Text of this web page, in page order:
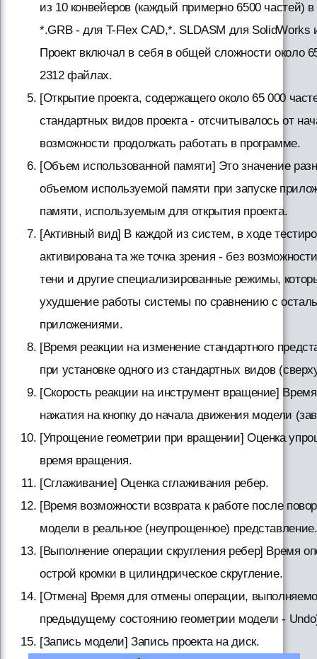
из 10 конвейеров (каждый примерно 6500 частей)
*.GRB - для T-Flex CAD,*. SLDASM для SolidWorks
Проект включал в себя в общей сложности около
2312 файлах.
[Открытие проекта, содержащего около 65 000
стандартных видов проекта - отсчитывалось от
возможности продолжать работать в программе.
[Объем использованной памяти] Это значение
объемом используемой памяти при запуске
памяти, используемым для открытия проекта.
[Активный вид] В каждой из систем, в ходе
активирована та же точка зрения - без
тени и другие специализированные режимы,
ухудшение работы системы по сравнению с
приложениями.
[Время реакции на изменение стандартного
при установке одного из стандартных видов
[Скорость реакции на инструмент вращение]
нажатия на кнопку до начала движения модели
[Упрощение геометрии при вращении] Оценка
время вращения.
[Сглаживание] Оценка сглаживания ребер.
[Время возможности возврата к работе после
модели в реальное (неупрощенное) представление.
[Выполнение операции скругления ребер] Время
острой кромки в цилиндрическое скругление.
[Отмена] Время для отмены операции,
предыдущему состоянию геометрии модели -
[Запись модели] Запись проекта на диск.